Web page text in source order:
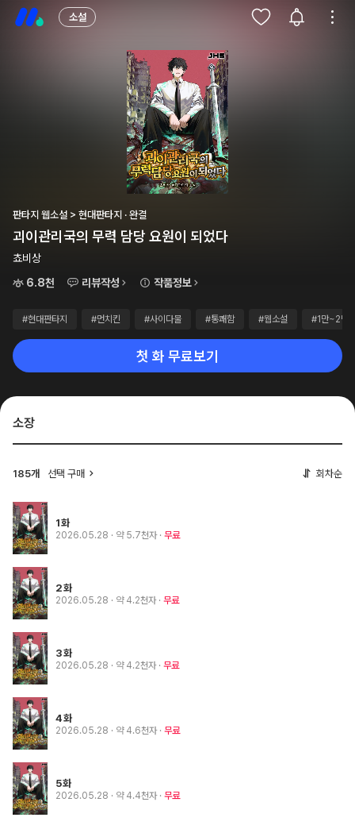
소설
판타지 웹소설 > 현대판타지 · 완결
괴이관리국의 무력 담당 요원이 되었다
쵸비상
6.8천
리뷰작성 작품정보
#현대판타지 #먼치킨 #사이다물 #통쾌함 #웹소설 #1만~2만
첫 화 무료보기
소장
185개 선택 구매 회차순
1화
2026.05.28 · 약 5.7천자 무료
2화
2026.05.28 · 약 4.2천자 무료
3화
2026.05.28 · 약 4.2천자 무료
4화
2026.05.28 · 약 4.6천자 무료
5화
2026.05.28 · 약 4.4천자 무료